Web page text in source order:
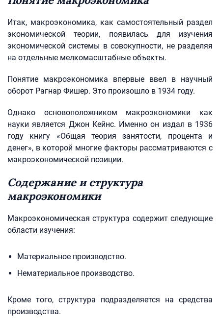
Итак, макроэкономика, как самостоятельный раздел
экономической теории, появилась для изучения
экономической системы в совокупности, не разделяя
на отдельные мелкомасштабные объекты.
Понятие макроэкономика впервые ввел в научный
оборот Рагнар Фишер. Это произошло в 1934 году.
Однако основоположником макроэкономики как
науки является Джон Кейнс. Именно он издал в 1936
году книгу «Общая теория занятости, процента и
денег», в которой многие факторы рассматриваются с
макроэкономической позиции.
Содержание и структура
макроэкономики
Макроэкономическая структура содержит следующие
области изучения:
Материальное производство.
Нематериальное производство.
Кроме того, структура подразделяется на средства
производства.